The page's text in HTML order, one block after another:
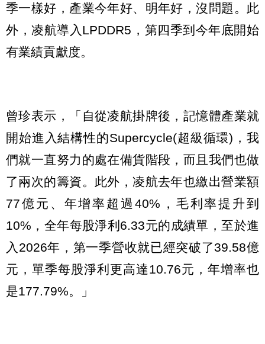
季一樣好，產業今年好、明年好，沒問題。此
外，凌航導入LPDDR5，第四季到今年底開始
有業績貢獻度。
曾珍表示，「自從凌航掛牌後，記憶體產業就
開始進入結構性的Supercycle(超級循環)，我
們就一直努力的處在備貨階段，而且我們也做
了兩次的籌資。此外，凌航去年也繳出營業額
77億元、年增率超過40%，毛利率提升到
10%，全年每股淨利6.33元的成績單，至於進
入2026年，第一季營收就已經突破了39.58億
元，單季每股淨利更高達10.76元，年增率也
是177.79%。」